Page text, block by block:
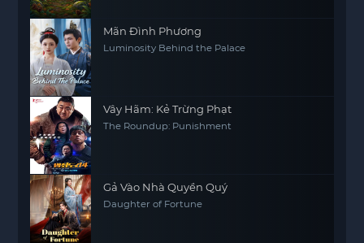
Mãn Đình Phương
Luminosity Behind the Palace
Vây Hãm: Kẻ Trừng Phạt
The Roundup: Punishment
Gả Vào Nhà Quyền Quý
Daughter of Fortune